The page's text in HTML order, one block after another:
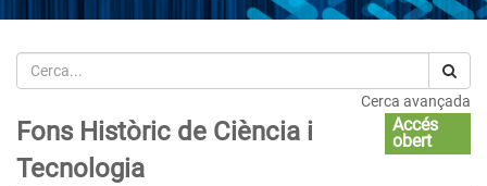
Cerca
Cerca avançada
Fons Històric de Ciència i
Tecnologia
Accés
obert